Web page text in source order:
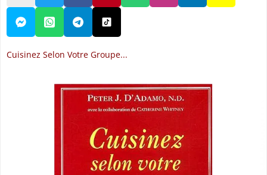
Cuisinez Selon Votre Groupe...